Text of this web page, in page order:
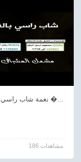
نغمة شاب راسي �...
186 مشاهدات